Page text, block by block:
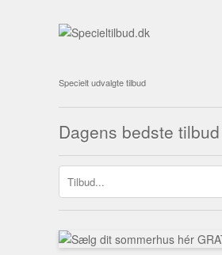
Specielt udvalgte tilbud
Dagens bedste